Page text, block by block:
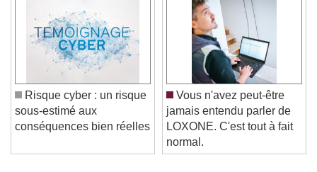
Risque cyber : un risque
sous-estimé aux
Vous n'avez peut-être
jamais entendu parler de
LOXONE. C'est tout à fait
normal.